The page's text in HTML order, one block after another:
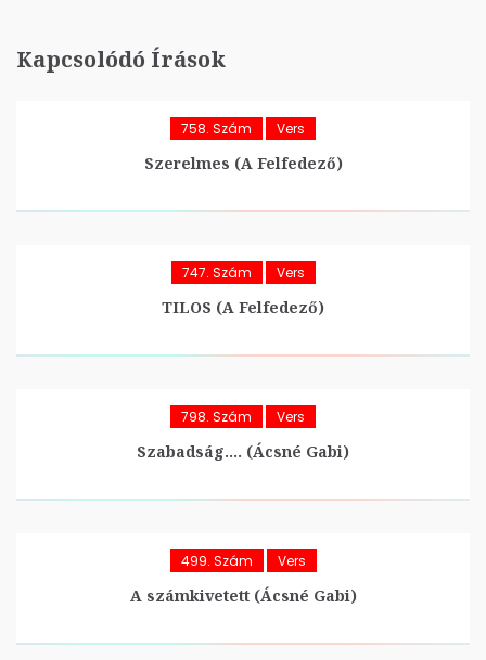
Kapcsolódó Írások
758. Szám Vers
Szerelmes (A Felfedező)
747. Szám Vers
TILOS (A Felfedező)
798. Szám Vers
Szabadság…. (Ácsné Gabi)
499. Szám Vers
A számkivetett (Ácsné Gabi)